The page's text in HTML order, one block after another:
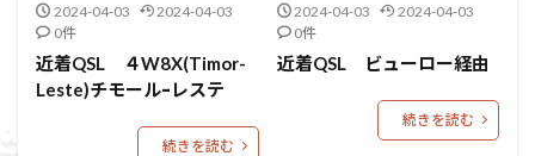
2024-04-03
2024-04-03
0件
近着QSL ４W8X(Timor-
Leste)チモールｰレステ
続きを読む
2024-04-03
2024-04-03
0件
近着QSL ビューロー経由
続きを読む